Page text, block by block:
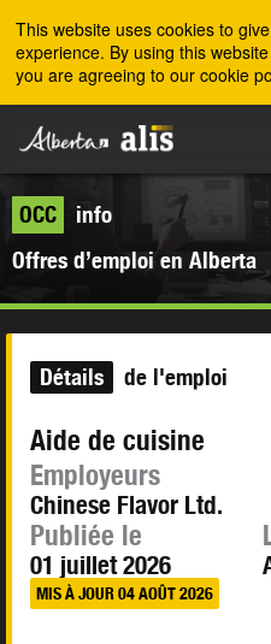
This website uses cookies to
experience. By using this
you are agreeing to our cookie
OCC
info
Offres d’emploi en Alberta
Détails de l'emploi
Aide de cuisine
Employeurs
Chinese Flavor Ltd.
Publiée le
01 juillet 2026
MIS À JOUR 04 AOÛT 2026